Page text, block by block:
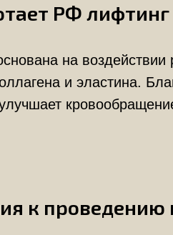
РФ
на
и эластина.
к